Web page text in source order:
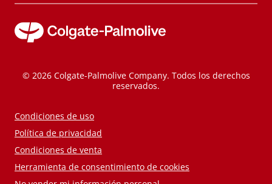
© 2026 Colgate-Palmolive Company. Todos los derechos
reservados.
Condiciones de uso
Política de privacidad
Condiciones de venta
Herramienta de consentimiento de cookies